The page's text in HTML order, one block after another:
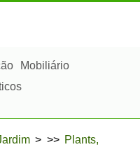
Mobiliário
> >> Plants,